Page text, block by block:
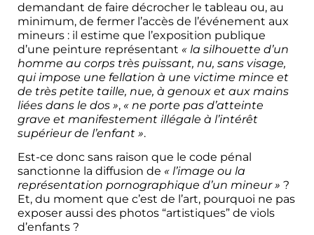
demandant de faire décrocher le tableau ou, au
minimum, de fermer l’accès de l’événement aux
mineurs : il estime que l’exposition publique
d’une peinture représentant « la silhouette d’un
homme au corps très puissant, nu, sans visage,
qui impose une fellation à une victime mince et
de très petite taille, nue, à genoux et aux mains
liées dans le dos », « ne porte pas d’atteinte
grave et manifestement illégale à l’intérêt
supérieur de l’enfant ».
​Est-ce donc sans raison que le code pénal
sanctionne la diffusion de « l’image ou la
représentation pornographique d’un mineur » ?
Et, du moment que c’est de l’art, pourquoi ne pas
exposer aussi des photos “artistiques” de viols
d’enfants ?